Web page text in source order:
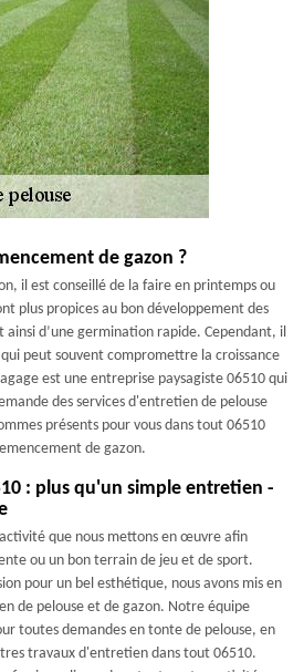
de gazon ?
il est conseillé de la faire en printemps ou
plus propices au bon développement des
ainsi d’une germination rapide. Cependant, il
peut souvent compromettre la croissance
est une entreprise paysagiste 06510 qui
des services d'entretien de pelouse
présents pour vous dans tout 06510
de gazon.
: plus qu'un simple entretien -
que nous mettons en œuvre afin
ou un bon terrain de jeu et de sport.
pour un bel esthétique, nous avons mis en
de pelouse et de gazon. Notre équipe
toutes demandes en tonte de pelouse, en
travaux d'entretien dans tout 06510.